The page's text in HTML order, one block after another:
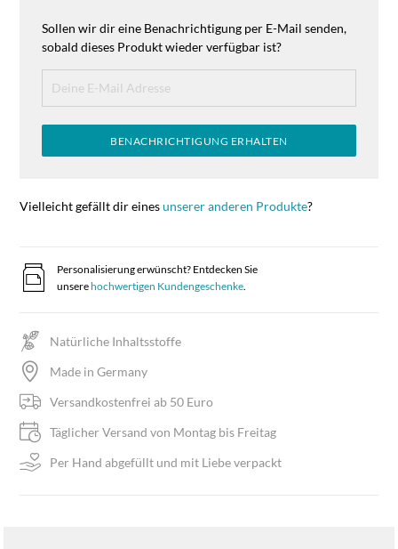
Sollen wir dir eine Benachrichtigung per E-Mail senden,
sobald dieses Produkt wieder verfügbar ist?
BENACHRICHTIGUNG ERHALTEN
Vielleicht gefällt dir einesunserer anderen Produkte?
Personalisierung erwünscht? Entdecken Sie
unserehochwertigen Kundengeschenke.
Natürliche Inhaltsstoffe
Made in Germany
Versandkostenfrei ab 50 Euro
Täglicher Versand von Montag bis Freitag
Per Hand abgefüllt und mit Liebe verpackt